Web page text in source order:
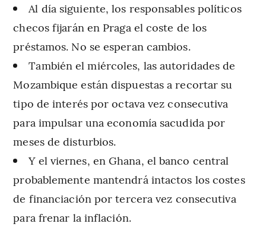
Al día siguiente, los responsables políticos
checos fijarán en Praga el coste de los
préstamos. No se esperan cambios.
También el miércoles, las autoridades de
Mozambique están dispuestas a recortar su
tipo de interés por octava vez consecutiva
para impulsar una economía sacudida por
meses de disturbios.
Y el viernes, en Ghana, el banco central
probablemente mantendrá intactos los costes
de financiación por tercera vez consecutiva
para frenar la inflación.